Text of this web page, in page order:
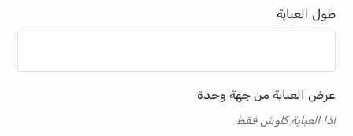
طول العباية
عرض العباية من جهة وحدة
اذا العباية كلوش فقط